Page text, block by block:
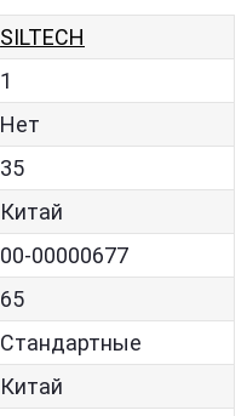
SILTECH
1
Нет
35
Китай
00-00000677
65
Стандартные
Китай